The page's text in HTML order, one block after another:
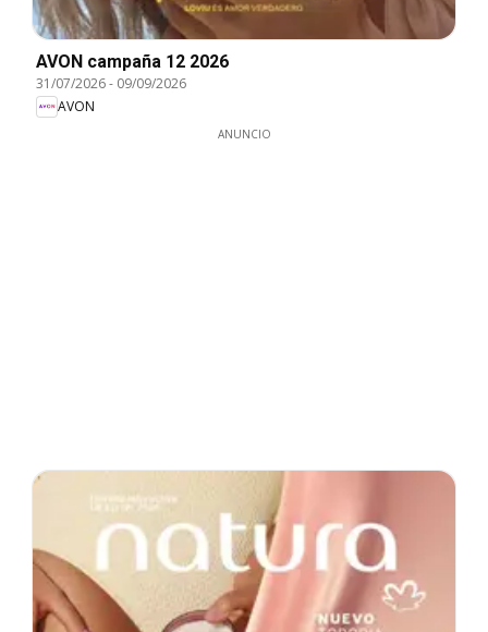
AVON campaña 12 2026
31/07/2026- 09/09/2026
AVON
ANUNCIO